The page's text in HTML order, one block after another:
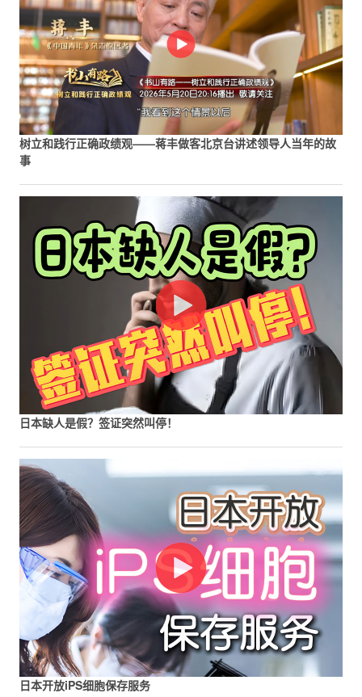
树立和践行正确政绩观——蒋丰做客北京台讲述领导人当年的故
事
日本缺人是假？签证突然叫停！
日本开放iPS细胞保存服务